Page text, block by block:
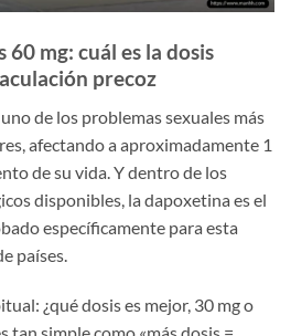
60 mg: cuál es la dosis
precoz
de los problemas sexuales más
afectando a aproximadamente 1
de su vida. Y dentro de los
disponibles, la dapoxetina es el
específicamente para esta
países.
¿qué dosis es mejor, 30 mg o